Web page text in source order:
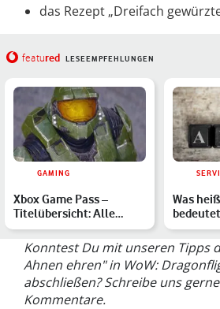
das Rezept „Dreifach
featured LESEEMPFEHLUNGEN
GAMING
Xbox Game Pass –
Titelübersicht: Alle
verfügbaren Spiele im
März …
Was
Slang
Konntest Du mit unseren Tipps
Ahnen ehren" in WoW:
abschließen? Schreibe uns
Kommentare.